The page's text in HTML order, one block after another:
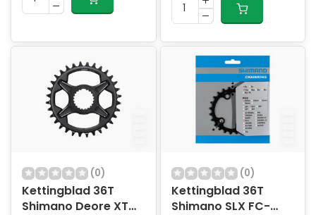
(0)
Kettingblad 36T
Shimano Deore XT
(0)
Kettingblad 36T
Shimano SLX FC-